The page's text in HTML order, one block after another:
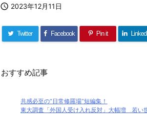
 2023年12月11日
Twitter Facebook Pin it
おすすめ記事
共感必至の“日常修羅場”短編集！
東大調査「外国人受け入れ反対」大幅増 若